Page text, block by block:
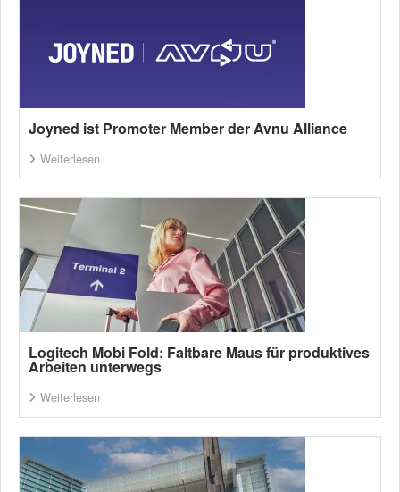
Joyned ist Promoter Member der Avnu Alliance
Weiterlesen
Logitech Mobi Fold: Faltbare Maus für produktives
Arbeiten unterwegs
Weiterlesen